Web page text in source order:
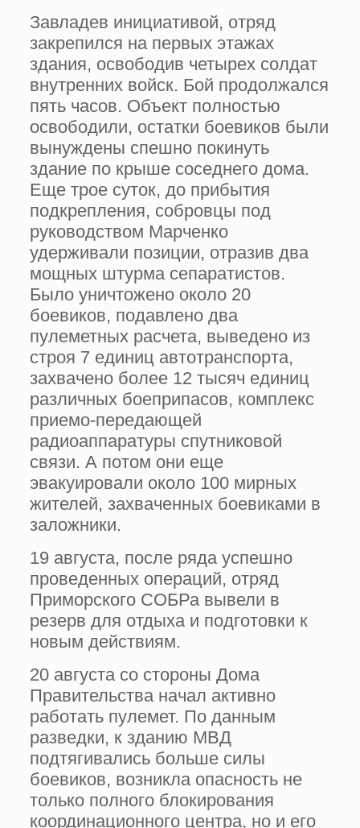
Завладев инициативой, отряд
закрепился на первых этажах
здания, освободив четырех солдат
внутренних войск. Бой продолжался
пять часов. Объект полностью
освободили, остатки боевиков были
вынуждены спешно покинуть
здание по крыше соседнего дома.
Еще трое суток, до прибытия
подкрепления, собровцы под
руководством Марченко
удерживали позиции, отразив два
мощных штурма сепаратистов.
Было уничтожено около 20
боевиков, подавлено два
пулеметных расчета, выведено из
строя 7 единиц автотранспорта,
захвачено более 12 тысяч единиц
различных боеприпасов, комплекс
приемо-передающей
радиоаппаратуры спутниковой
связи. А потом они еще
эвакуировали около 100 мирных
жителей, захваченных боевиками в
заложники.
19 августа, после ряда успешно
проведенных операций, отряд
Приморского СОБРа вывели в
резерв для отдыха и подготовки к
новым действиям.
20 августа со стороны Дома
Правительства начал активно
работать пулемет. По данным
разведки, к зданию МВД
подтягивались больше силы
боевиков, возникла опасность не
только полного блокирования
координационного центра, но и его